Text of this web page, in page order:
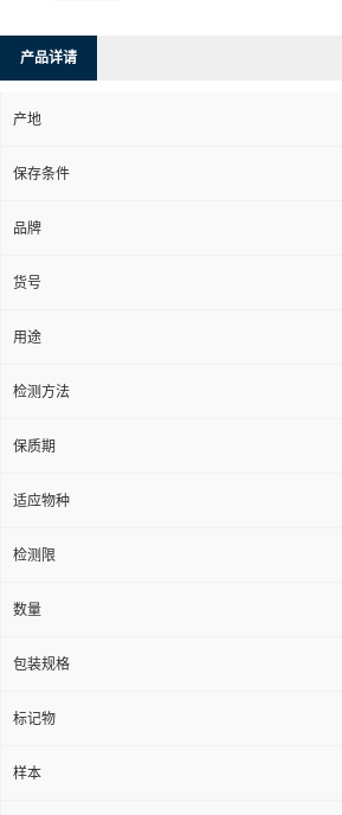
产品详请
产地
保存条件
品牌
货号
用途
检测方法
保质期
适应物种
检测限
数量
包装规格
标记物
样本